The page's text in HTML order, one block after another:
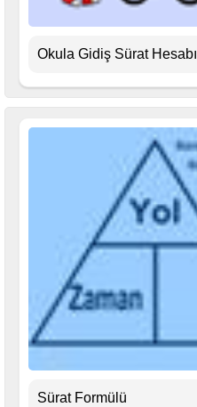
Okula Gidiş Sürat Hesabı
Sürat Formülü